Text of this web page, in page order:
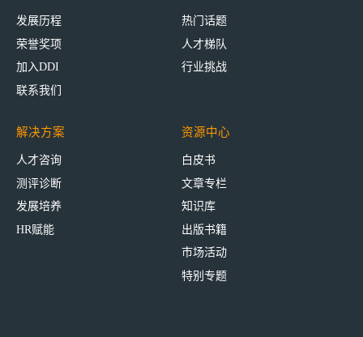
发展历程
荣誉奖项
加入DDI
联系我们
热门话题
人才梯队
行业挑战
解决方案
人才咨询
测评诊断
发展培养
HR赋能
资源中心
白皮书
文章专栏
知识库
出版书籍
市场活动
特别专题